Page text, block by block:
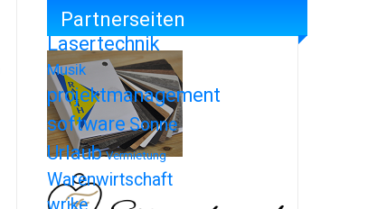
Iphone
Lasertechnik
Musik
projektmanagement
softwareSonne
Urlaub Vermietung
Warenwirtschaft
Partnerseiten